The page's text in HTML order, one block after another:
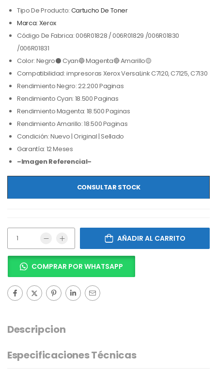
Tipo De Producto: Cartucho De Toner
Marca: Xerox
Código De Fabrica: 006R01828 / 006R01829 /006R01830
/006R01831
Color: Negro⚫ Cyan🔵 Magenta🔴 Amarillo🟡
Compatibilidad: impresoras Xerox VersaLink C7120, C7125, C7130
Rendimiento Negro: 22.200 Paginas
Rendimiento Cyan: 18.500 Paginas
Rendimiento Magenta: 18.500 Paginas
Rendimiento Amarillo: 18.500 Paginas
Condición: Nuevo | Original | Sellado
Garantía: 12 Meses
–Imagen Referencial–
CONSULTAR STOCK
AÑADIR AL CARRITO
COMPRAR POR WHATSAPP
Descripcion
Especificaciones Técnicas